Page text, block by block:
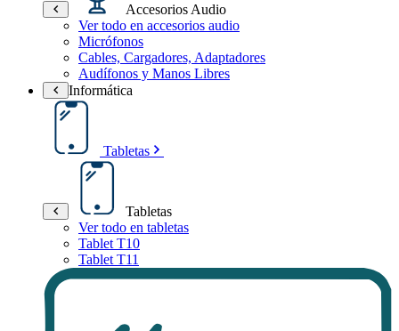
Accesorios Audio
Ver todo en accesorios audio
Micrófonos
Cables, Cargadores, Adaptadores
Audífonos y Manos Libres
Informática
Tabletas
Tabletas
Ver todo en tabletas
Tablet T10
Tablet T11